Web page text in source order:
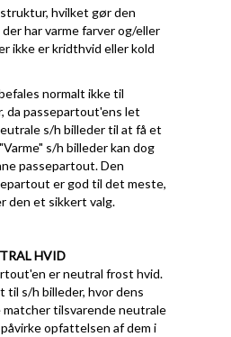
hvilket gør den
har varme farver og/eller
ikke er kridthvid eller kold
normalt ikke til
da passepartout'ens let
s/h billeder til at få et
s/h billeder kan dog
passepartout. Den
er god til det meste,
den et sikkert valg.
HVID
er neutral frost hvid.
til s/h billeder, hvor dens
tilsvarende neutrale
opfattelsen af dem i